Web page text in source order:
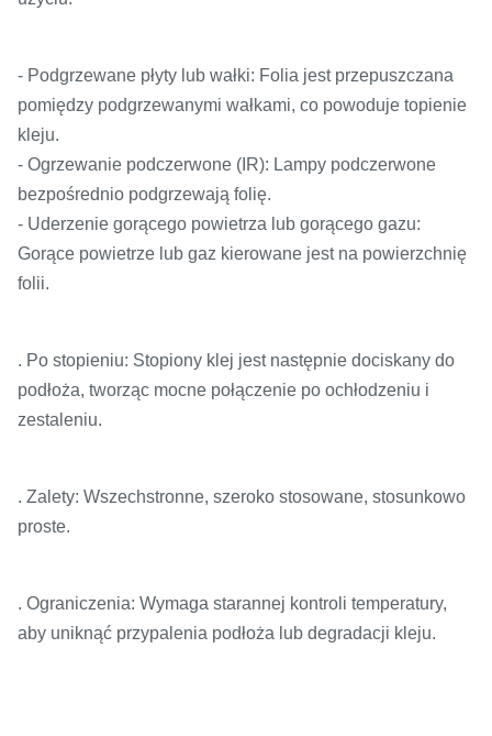
- Podgrzewane płyty lub wałki: Folia jest przepuszczana
pomiędzy podgrzewanymi wałkami, co powoduje topienie
kleju.
- Ogrzewanie podczerwone (IR): Lampy podczerwone
bezpośrednio podgrzewają folię.
- Uderzenie gorącego powietrza lub gorącego gazu:
Gorące powietrze lub gaz kierowane jest na powierzchnię
folii.
. Po stopieniu: Stopiony klej jest następnie dociskany do
podłoża, tworząc mocne połączenie po ochłodzeniu i
zestaleniu.
. Zalety: Wszechstronne, szeroko stosowane, stosunkowo
proste.
. Ograniczenia: Wymaga starannej kontroli temperatury,
aby uniknąć przypalenia podłoża lub degradacji kleju.